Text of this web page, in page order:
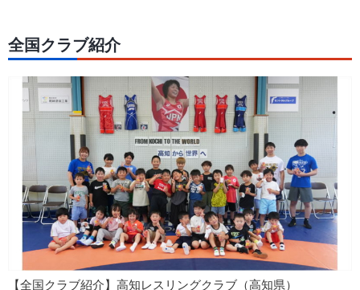
全国クラブ紹介
【全国クラブ紹介】高知レスリングクラブ（高知県）